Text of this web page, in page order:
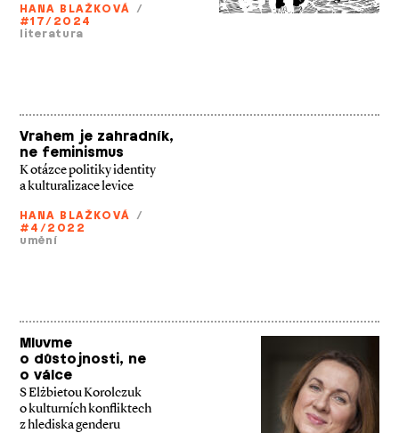
HANA BLAŽKOVÁ /
#17/2024
literatura
Vrahem je zahradník,
ne feminismus
K otázce politiky identity
a kulturalizace levice
HANA BLAŽKOVÁ /
#4/2022
umění
Mluvme
o důstojnosti, ne
o válce
S Elżbietou Korolczuk
o kulturních konfliktech
z hlediska genderu